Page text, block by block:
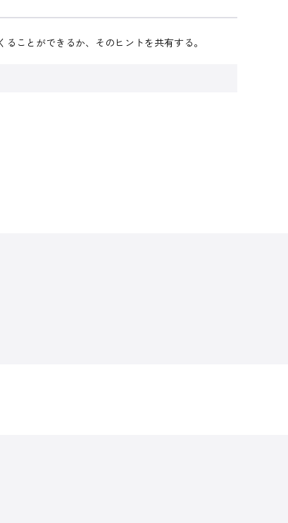
ことができるか、そのヒントを共有する。